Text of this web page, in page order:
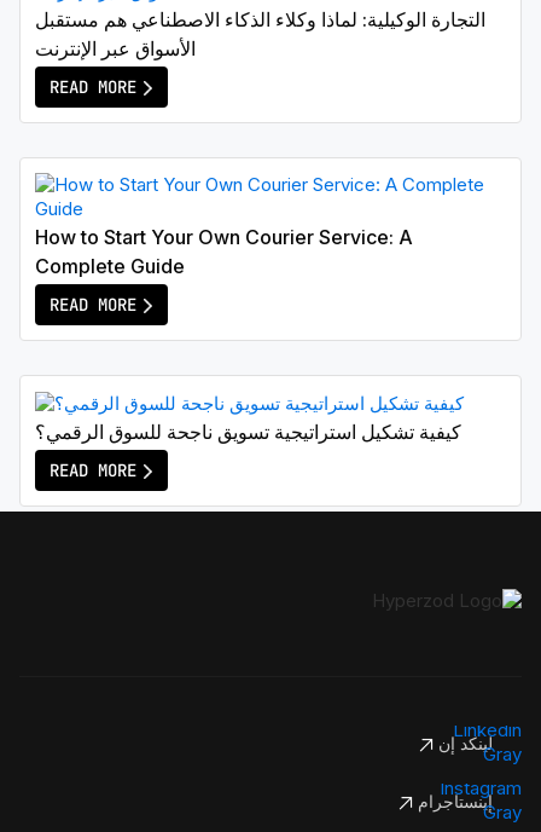
التجارة الوكيلية: لماذا وكلاء الذكاء الاصطناعي هم مستقبل
الأسواق عبر الإنترنت
READ MORE
How to Start Your Own Courier Service: A
Complete Guide
READ MORE
كيفية تشكيل استراتيجية تسويق ناجحة للسوق الرقمي؟
READ MORE
لينكد إن
إينستاجرام